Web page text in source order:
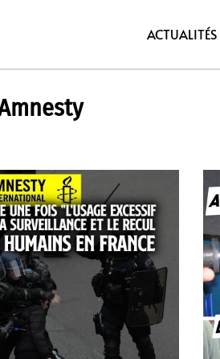
ACTUALITÉS